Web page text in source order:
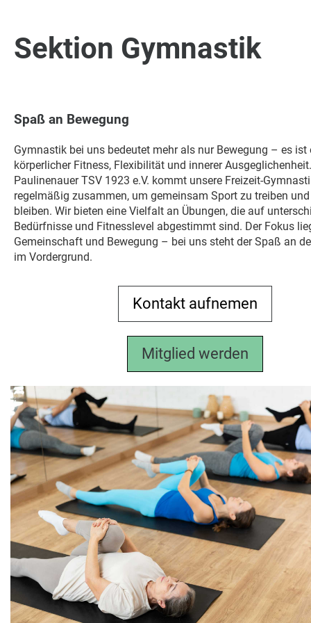
Sektion Gymnastik
Spaß an Bewegung
Gymnastik bei uns bedeutet mehr als nur Bewegung – es ist
körperlicher Fitness, Flexibilität und innerer
Paulinenauer TSV 1923 e.V. kommt unsere Freizeit-
regelmäßig zusammen, um gemeinsam Sport zu treiben
bleiben. Wir bieten eine Vielfalt an Übungen, die auf
Bedürfnisse und Fitnesslevel abgestimmt sind. Der Fokus
Gemeinschaft und Bewegung – bei uns steht der Spaß an
im Vordergrund.
Kontakt aufnemen
Mitglied werden